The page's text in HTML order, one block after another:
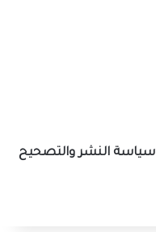
سياسة النشر والتصحيح